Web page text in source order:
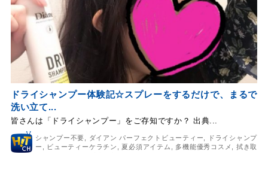
ドライシャンプー体験記☆スプレーをするだけで、まるで
洗い立て...
皆さんは「ドライシャンプー」をご存知ですか？ 出典...
シャンプー不要 ダイアン パーフェクトビューティー
ドライシャンプ
ー
ビューティーケラチン ,夏必須アイテム 多機能優秀コスメ
拭き取